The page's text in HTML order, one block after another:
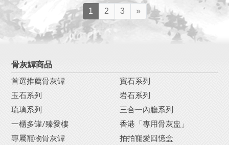
1 2 3 »
骨灰罈商品
首選推薦骨灰罈
寶石系列
玉石系列
岩石系列
琉璃系列
三合一內膽系列
一櫃多罐/臻愛樓
香港「專用骨灰盅」
專屬寵物骨灰罈
拍拍寵愛回憶盒